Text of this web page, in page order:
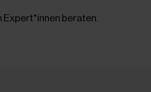
Expert*innen beraten.